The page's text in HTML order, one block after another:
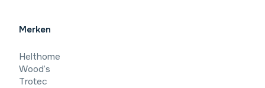
Merken
Helthome
Wood’s
Trotec